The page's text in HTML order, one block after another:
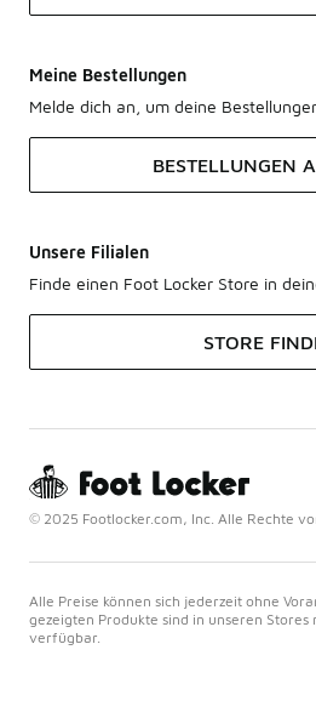
Meine Bestellungen
Melde dich an, um deine
BESTELLUNGEN
Unsere Filialen
Finde einen Foot Locker Store in
STORE
© 2025 Footlocker.com, Inc. Alle Rechte
Alle Preise können sich jederzeit ohne
gezeigten Produkte sind in unseren
verfügbar.